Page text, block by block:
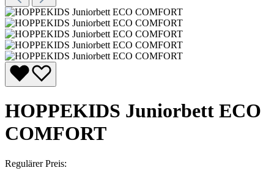
HOPPEKIDS Juniorbett ECO
COMFORT
Regulärer Preis: